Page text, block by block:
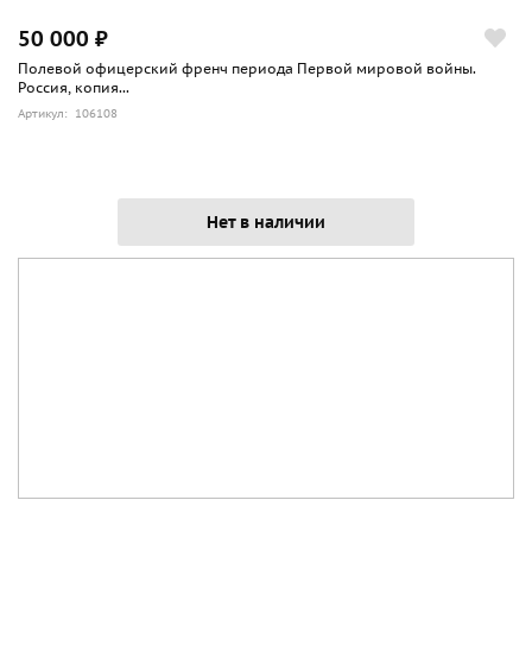
50 000 ₽
Полевой офицерский френч периода Первой мировой войны.
Россия, копия...
Артикул: 106108
Нет в наличии